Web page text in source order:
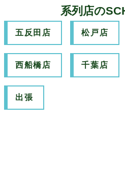
系列店の
五反田店 松戸店
西船橋店 千葉店
出張